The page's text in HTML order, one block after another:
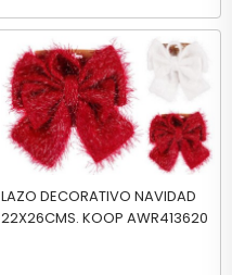
LAZO DECORATIVO NAVIDAD
22X26CMS. KOOP AWR413620